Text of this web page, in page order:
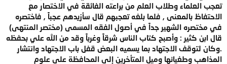
تعجب العلماء وطلاب العلم من براعته الفائقة في الاختصار مع
الاحتفاظ بالمعنى , فلما بلغه تعجبهم قال سأزيدهم عجباً , فاختصره
في مختصره الشهير جداً في أصول الفقه المسمى (مختصر المنتهى)
قال ابن كثير : وأصبح كتاب الناس شرقاً وغرباً وقد من الله علي بحفظه
.وكان لتوقف الاجتهاد بما يسميه البعض قفل باب الاجتهاد وانتشار
المذاهب وطغيانها وميل المتأخرين إلى المحافظة على علوم